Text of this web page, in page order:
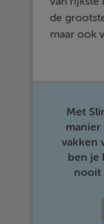
de
maar ook
Met
manier
vakken
ben je
nooit